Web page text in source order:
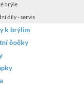
brýle
díly - servis
k brýlím
čočky